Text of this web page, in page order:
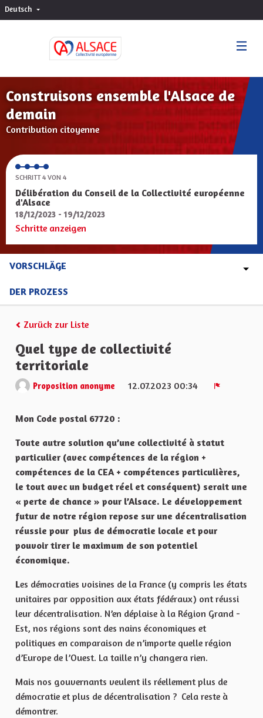
Deutsch Choisir la langue
Construisons ensemble l'Alsace de
demain
Contribution citoyenne
SCHRITT 4 VON 4
Délibération du Conseil de la Collectivité européenne
d'Alsace
18/12/2023 - 19/12/2023
Schritte anzeigen
VORSCHLÄGE
DER PROZESS
Zurück zur Liste
Quel type de collectivité
territoriale
Proposition anonyme
12.07.2023 00:34
Mon Code postal 67720 :
Toute autre solution qu’une collectivité à statut
particulier (avec compétences de la région +
compétences de la CEA + compétences particulières,
le tout avec un budget réel et conséquent) serait une
« perte de chance » pour l’Alsace. Le développement
futur de notre région repose sur une décentralisation
réussie pour plus de démocratie locale et pour
pouvoir tirer le maximum de son potentiel
économique.
Les démocraties voisines de la France (y compris les états
unitaires par opposition aux états fédéraux) ont réussi
leur décentralisation. N’en déplaise à la Région Grand -
Est, nos régions sont des nains économiques et
politiques en comparaison de n’importe quelle région
d’Europe de l’Ouest. La taille n’y changera rien.
Mais nos gouvernants veulent ils réellement plus de
démocratie et plus de décentralisation ? Cela reste à
démontrer.